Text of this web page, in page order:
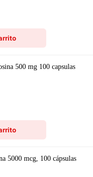
500 mg 100 capsulas
5000 mcg, 100 cápsulas